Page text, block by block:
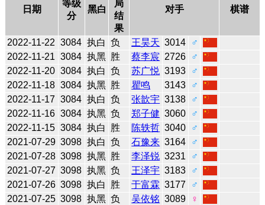
日期
等级
分
黑白
局
结
果
对手 棋谱
2022-11-22 3084 执白 负 王昊天 3014
♂
2022-11-21 3084 执黑 胜 蔡李宸 2726
♂
2022-11-20 3084 执白 负 苏广悦 3193
♂
2022-11-18 3084 执黑 胜 瞿鸣 3143
♂
2022-11-17 3084 执白 负 张歆宇 3138
♂
2022-11-16 3084 执黑 负 郑子健 3060
♂
2022-11-15 3084 执白 胜 陈轶哲 3040
♂
2021-07-29 3098 执白 负 石豫来 3164
♂
2021-07-28 3098 执黑 胜 李泽锐 3231
♂
2021-07-27 3098 执黑 负 王泽宇 3183
♂
2021-07-26 3098 执白 胜 于富霖 3177
♂
2021-07-25 3098 执黑 负 吴依铭 3089
♀